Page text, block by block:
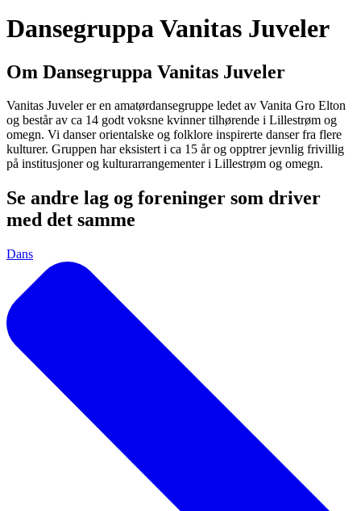
Dansegruppa Vanitas Juveler
Om Dansegruppa Vanitas Juveler
Vanitas Juveler er en amatørdansegruppe ledet av Vanita Gro Elton
og består av ca 14 godt voksne kvinner tilhørende i Lillestrøm og
omegn. Vi danser orientalske og folklore inspirerte danser fra flere
kulturer. Gruppen har eksistert i ca 15 år og opptrer jevnlig frivillig
på institusjoner og kulturarrangementer i Lillestrøm og omegn.
Se andre lag og foreninger som driver
med det samme
Dans